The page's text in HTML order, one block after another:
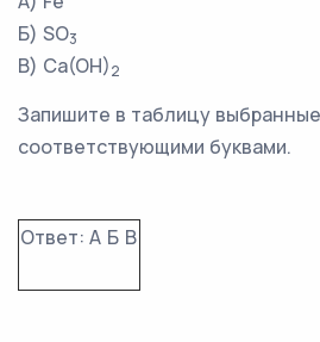
Б) SO3
В) Ca(OH)2
Запишите в таблицу
соответствующими буквами.
Ответ: А Б В